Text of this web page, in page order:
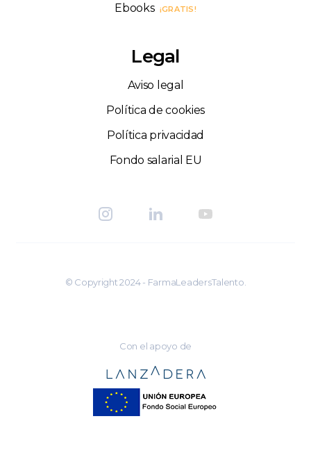
Ebooks ¡GRATIS!
Legal
Aviso legal
Política de cookies
Política privacidad
Fondo salarial EU
© Copyright 2024 - FarmaLeadersTalento.
Con el apoyo de